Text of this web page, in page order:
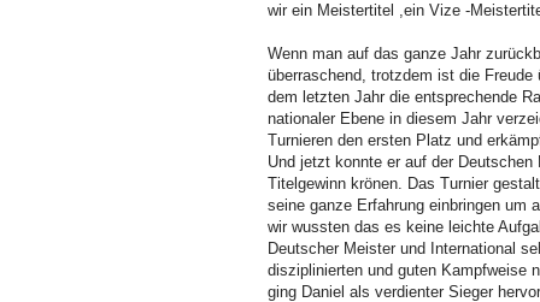
wir ein Meistertitel ,ein Vize -
Wenn man auf das ganze Jahr
überraschend, trotzdem ist die
dem letzten Jahr die entsprechende
nationaler Ebene in diesem Jahr
Turnieren den ersten Platz und
Und jetzt konnte er auf der
Titelgewinn krönen. Das Turnier
seine ganze Erfahrung einbringen um
wir wussten das es keine leichte
Deutscher Meister und International
disziplinierten und guten Kampfweise
ging Daniel als verdienter Sieger